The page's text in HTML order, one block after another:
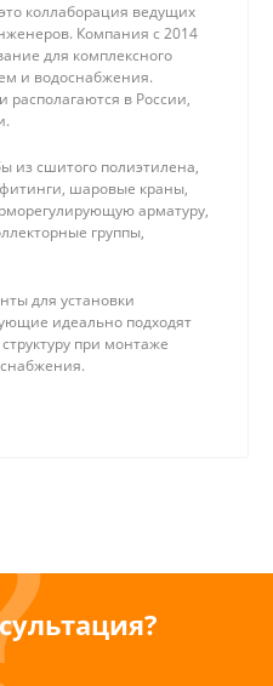
коллаборация ведущих
Компания с 2014
для комплексного
и водоснабжения.
в России,
из сшитого полиэтилена,
шаровые краны,
арматуру,
группы,
для установки
идеально подходят
при монтаже